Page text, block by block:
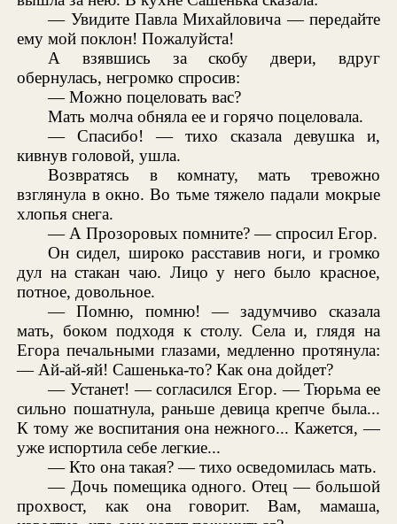
— Увидите Павла Михайловича — передайте
ему мой поклон! Пожалуйста!
А взявшись за скобу двери, вдруг
обернулась, негромко спросив:
— Можно поцеловать вас?
Мать молча обняла ее и горячо поцеловала.
— Спасибо! — тихо сказала девушка и,
кивнув головой, ушла.
Возвратясь в комнату, мать тревожно
взглянула в окно. Во тьме тяжело падали мокрые
хлопья снега.
— А Прозоровых помните? — спросил Егор.
Он сидел, широко расставив ноги, и громко
дул на стакан чаю. Лицо у него было красное,
потное, довольное.
— Помню, помню! — задумчиво сказала
мать, боком подходя к столу. Села и, глядя на
Егора печальными глазами, медленно протянула:
— Ай-ай-яй! Сашенька-то? Как она дойдет?
— Устанет! — согласился Егор. — Тюрьма ее
сильно пошатнула, раньше девица крепче была...
К тому же воспитания она нежного... Кажется, —
уже испортила себе легкие...
— Кто она такая? — тихо осведомилась мать.
— Дочь помещика одного. Отец — большой
прохвост, как она говорит. Вам, мамаша,